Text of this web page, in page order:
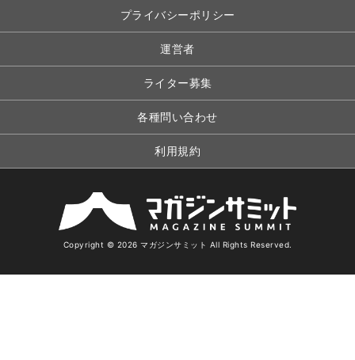
プライバシーポリシー
運営者
ライター募集
各種問い合わせ
利用規約
Copyright © 2026 マガジンサミット All Rights Reserved.